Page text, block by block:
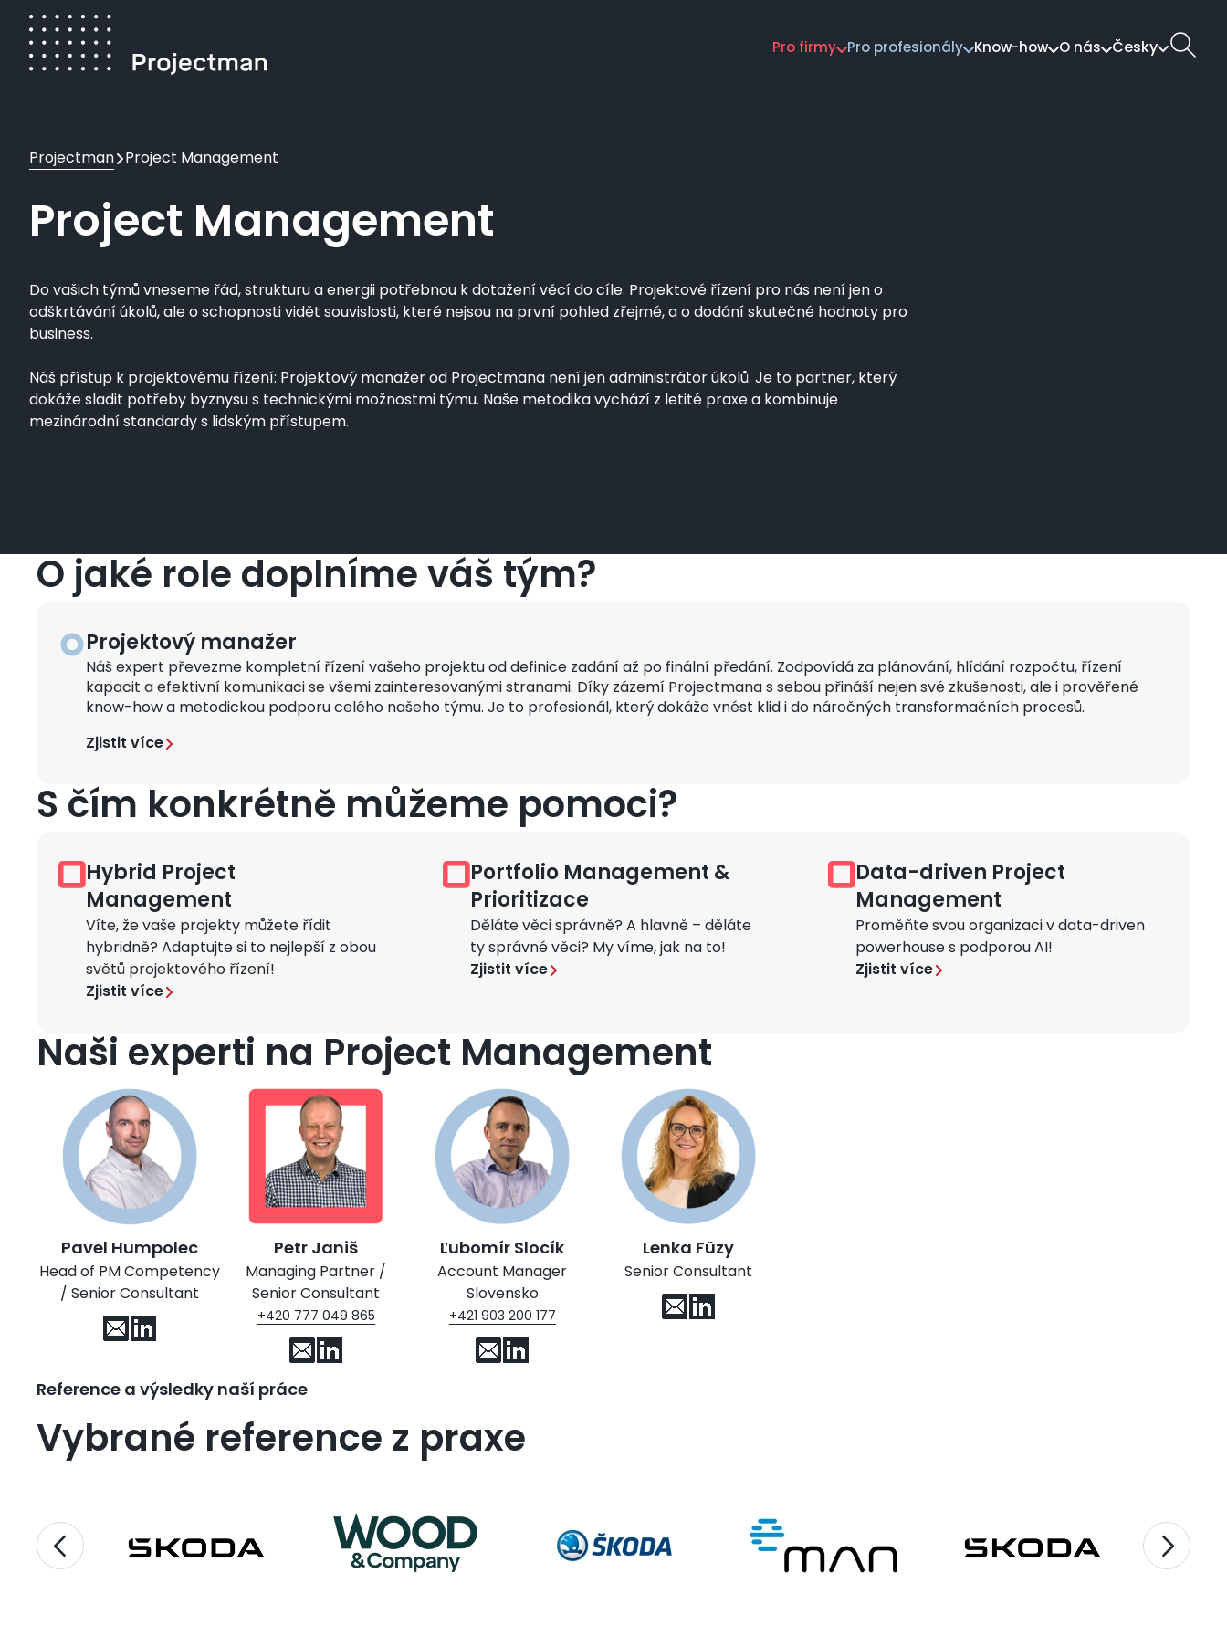
Přejít
hlavnímu
obsahu
Main
Pro firmy Pro profesionály Know-how O nás Česky
Drobečková
navigace
Projectman Project Management
Project Management
Do vašich týmů vneseme řád, strukturu a energii potřebnou k dotažení věcí do cíle. Projektové řízení pro nás není jen o
odškrtávání úkolů, ale o schopnosti vidět souvislosti, které nejsou na první pohled zřejmé, a o dodání skutečné hodnoty pro
business.
Náš přístup k projektovému řízení: Projektový manažer od Projectmana není jen administrátor úkolů. Je to partner, který
dokáže sladit potřeby byznysu s technickými možnostmi týmu. Naše metodika vychází z letité praxe a kombinuje
mezinárodní standardy s lidským přístupem.
O jaké role doplníme váš tým?
Obrázek
Projektový manažer
Náš expert převezme kompletní řízení vašeho projektu od definice zadání až po finální předání. Zodpovídá za plánování, hlídání rozpočtu, řízení
kapacit a efektivní komunikaci se všemi zainteresovanými stranami. Díky zázemí Projectmana s sebou přináší nejen své zkušenosti, ale i prověřené
know-how a metodickou podporu celého našeho týmu. Je to profesionál, který dokáže vnést klid i do náročných transformačních procesů.
Zjistit více
S čím konkrétně můžeme pomoci?
ObrázekHybrid Project
Management
Víte, že vaše projekty můžete řídit
hybridně? Adaptujte si to nejlepší z obou
světů projektového řízení!
Zjistit více
ObrázekPortfolio Management &
Prioritizace
Děláte věci správně? A hlavně – děláte
ty správné věci? My víme, jak na to!
Zjistit více
Obrázek
Data-driven Project
Management
Proměňte svou organizaci v data-driven
powerhouse s podporou AI!
Zjistit více
Naši experti na Project Management
Obrázek
Pavel Humpolec
Head of PM Competency
/ Senior Consultant
Obrázek
Petr Janiš
Managing Partner /
Senior Consultant
+420 777 049 865
Obrázek
Ľubomír Slocík
Account Manager
Slovensko
+421 903 200 177
Obrázek
Lenka Füzy
Senior Consultant
Reference a výsledky naší práce
Vybrané reference z praxe